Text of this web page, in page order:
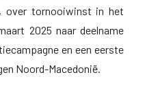
over tornooiwinst in het
2025 naar deelname
en een eerste
Noord-Macedonië.